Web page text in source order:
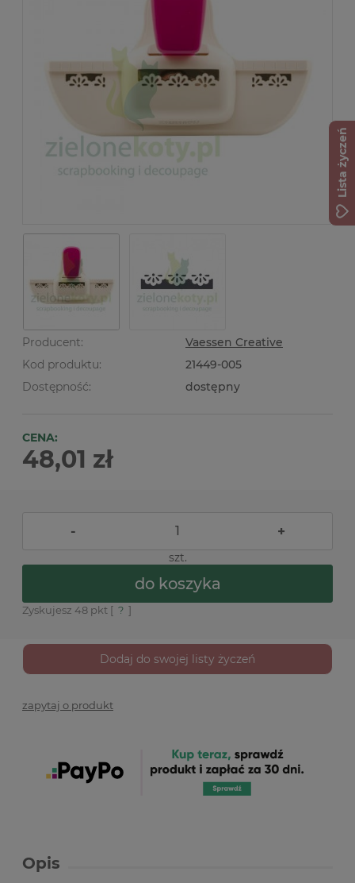
Producent:
Vaessen Creative
Kod produktu:
21449-005
Dostępność:
dostępny
CENA:
48,01 zł
- +
szt.
do koszyka
Zyskujesz 48 pkt [ ? ]
Dodaj do swojej listy życzeń
zapytaj o produkt
Opis
Lista życzeń